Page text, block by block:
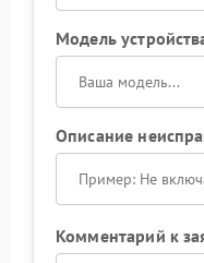
Модель
Описание
Комментарий к